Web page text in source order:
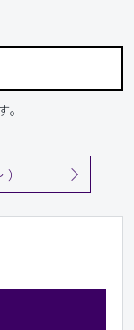
​5 ​6